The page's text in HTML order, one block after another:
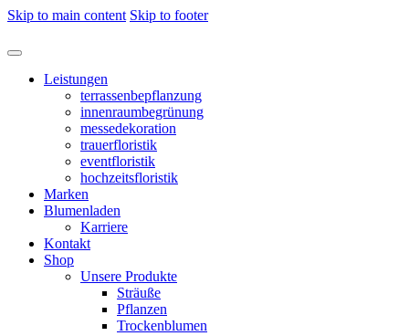
Skip to main content Skip to footer
Leistungen
terrassenbepflanzung
innenraumbegrünung
messedekoration
trauerfloristik
eventfloristik
hochzeitsfloristik
Marken
Blumenladen
Karriere
Kontakt
Shop
Unsere Produkte
Sträuße
Pflanzen
Trockenblumen